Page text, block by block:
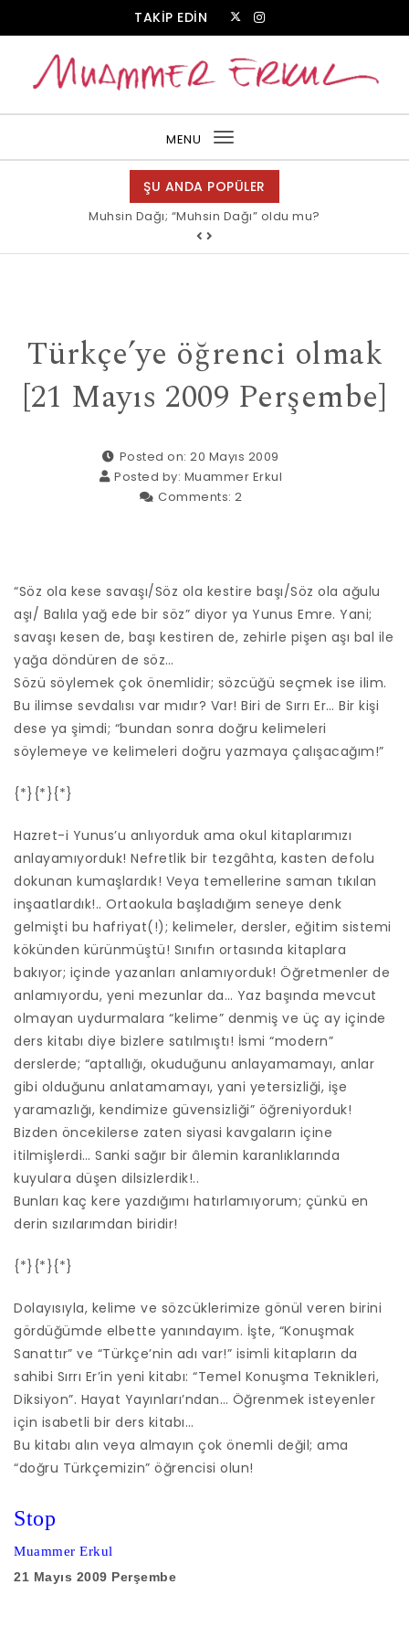
TAKİP EDİN
MENU
Toggle
navigation
ŞU ANDA POPÜLER
Muhsin Dağı; “Muhsin Dağı” oldu mu?
Türkçe’ye öğrenci olmak
[21 Mayıs 2009 Perşembe]
Posted on: 20 Mayıs 2009
Posted by: Muammer Erkul
Comments: 2
“Söz ola kese savaşı/Söz ola kestire başı/Söz ola ağulu
aşı/ Balıla yağ ede bir söz” diyor ya Yunus Emre. Yani;
savaşı kesen de, başı kestiren de, zehirle pişen aşı bal ile
yağa döndüren de söz…
Sözü söylemek çok önemlidir; sözcüğü seçmek ise ilim.
Bu ilimse sevdalısı var mıdır? Var! Biri de Sırrı Er… Bir kişi
dese ya şimdi; “bundan sonra doğru kelimeleri
söylemeye ve kelimeleri doğru yazmaya çalışacağım!”
{*}{*}{*}
Hazret-i Yunus’u anlıyorduk ama okul kitaplarımızı
anlayamıyorduk! Nefretlik bir tezgâhta, kasten defolu
dokunan kumaşlardık! Veya temellerine saman tıkılan
inşaatlardık!.. Ortaokula başladığım seneye denk
gelmişti bu hafriyat(!); kelimeler, dersler, eğitim sistemi
kökünden kürünmüştü! Sınıfın ortasında kitaplara
bakıyor; içinde yazanları anlamıyorduk! Öğretmenler de
anlamıyordu, yeni mezunlar da… Yaz başında mevcut
olmayan uydurmalara “kelime” denmiş ve üç ay içinde
ders kitabı diye bizlere satılmıştı! İsmi “modern”
derslerde; “aptallığı, okuduğunu anlayamamayı, anlar
gibi olduğunu anlatamamayı, yani yetersizliği, işe
yaramazlığı, kendimize güvensizliği” öğreniyorduk!
Bizden öncekilerse zaten siyasi kavgaların içine
itilmişlerdi… Sanki sağır bir âlemin karanlıklarında
kuyulara düşen dilsizlerdik!..
Bunları kaç kere yazdığımı hatırlamıyorum; çünkü en
derin sızılarımdan biridir!
{*}{*}{*}
Dolayısıyla, kelime ve sözcüklerimize gönül veren birini
gördüğümde elbette yanındayım. İşte, “Konuşmak
Sanattır” ve “Türkçe’nin adı var!” isimli kitapların da
sahibi Sırrı Er’in yeni kitabı: “Temel Konuşma Teknikleri,
Diksiyon”. Hayat Yayınları’ndan… Öğrenmek isteyenler
için isabetli bir ders kitabı…
Bu kitabı alın veya almayın çok önemli değil; ama
“doğru Türkçemizin” öğrencisi olun!
Stop
Muammer Erkul
21 Mayıs 2009 Perşembe